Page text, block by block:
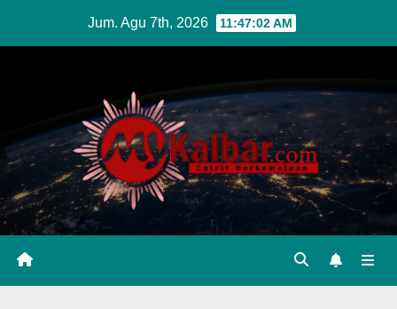
Jum. Agu 7th, 2026 11:47:03 AM